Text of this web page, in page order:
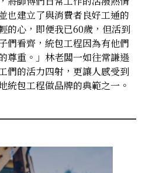
也建立了與消費者良好工通的
的心，即便我已60歲，但活到
們看齊，統包工程因為有他們
尊重。」林老闆一如往常謙遜
們的活力四射，更讓人感受到
統包工程做品牌的典範之一。